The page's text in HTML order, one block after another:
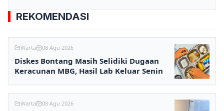
REKOMENDASI
Warta 08 Agu 2026
Diskes Bontang Masih Selidiki Dugaan
Keracunan MBG, Hasil Lab Keluar Senin
Warta 08 Agu 2026